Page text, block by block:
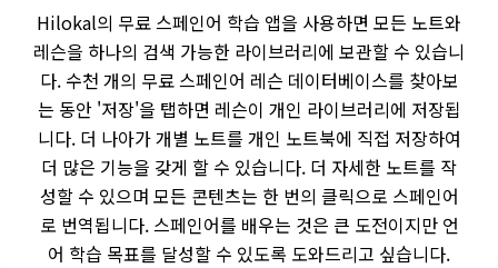
Hilokal의 무료 스페인어 학습 앱을 사용하면 모든 노트와
레슨을 하나의 검색 가능한 라이브러리에 보관할 수 있습니
다. 수천 개의 무료 스페인어 레슨 데이터베이스를 찾아보
는 동안 '저장'을 탭하면 레슨이 개인 라이브러리에 저장됩
니다. 더 나아가 개별 노트를 개인 노트북에 직접 저장하여
더 많은 기능을 갖게 할 수 있습니다. 더 자세한 노트를 작
성할 수 있으며 모든 콘텐츠는 한 번의 클릭으로 스페인어
로 번역됩니다. 스페인어를 배우는 것은 큰 도전이지만 언
어 학습 목표를 달성할 수 있도록 도와드리고 싶습니다.